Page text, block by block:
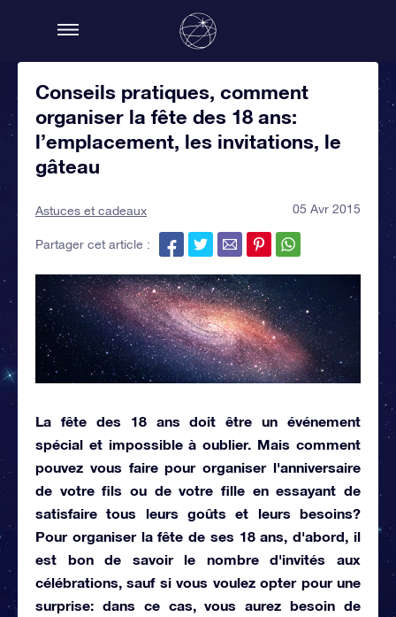
Conseils pratiques, comment
organiser la fête des 18 ans:
l’emplacement, les invitations, le
gâteau
Astuces et cadeaux 05 Avr 2015
Partager cet article :
La fête des 18 ans doit être un événement
spécial et impossible à oublier. Mais comment
pouvez vous faire pour organiser l'anniversaire
de votre fils ou de votre fille en essayant de
satisfaire tous leurs goûts et leurs besoins?
Pour organiser la fête de ses 18 ans, d'abord, il
est bon de savoir le nombre d'invités aux
célébrations, sauf si vous voulez opter pour une
surprise: dans ce cas, vous aurez besoin de